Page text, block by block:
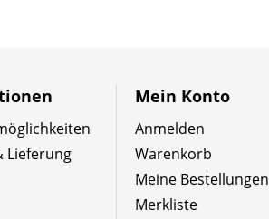
Lieferung
Mein Konto
Anmelden
Warenkorb
Meine Bestellungen
Merkliste